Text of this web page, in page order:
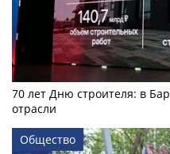
70 лет Дню строителя: в
отрасли
Общество